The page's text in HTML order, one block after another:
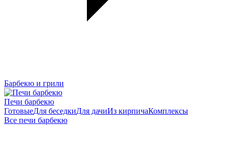
Барбекю и грили
Печи барбекю
ГотовыеДля беседкиДля дачиИз кирпичаКомплексы
Все печи барбекю